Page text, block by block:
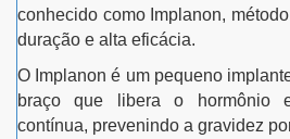
conhecido como Implanon,
duração e alta eficácia.
O Implanon é um pequeno
braço que libera o hormônio
contínua, prevenindo a gravidez